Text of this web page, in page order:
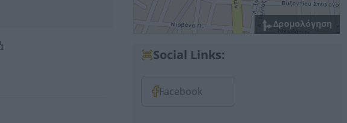
Δρομολόγηση
Social Links:
Facebook